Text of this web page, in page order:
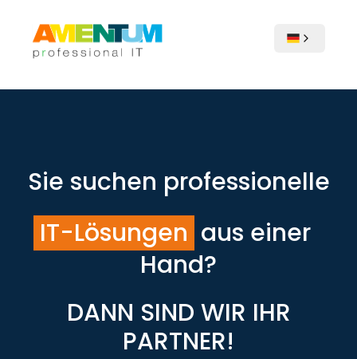
Sie suchen professionelle
IT-Lösungen aus einer
Hand?
DANN SIND WIR IHR
PARTNER!